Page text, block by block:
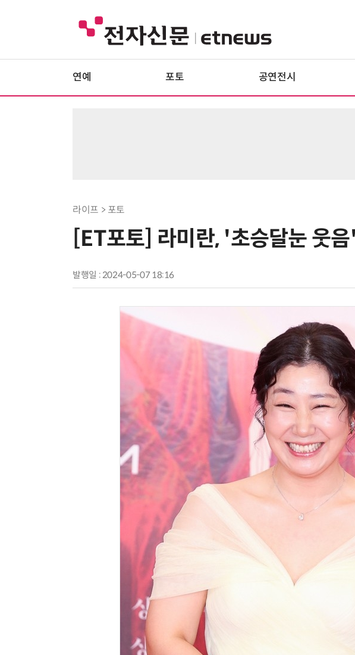
연예 포토 공연전시
라이프 > 포토
[ET포토] 라미란, '초승달눈 웃음'
발행일 : 2024-05-07 18:16
AI Native Enterprise를 지원하는 AI Ready Data 플랫폼 활용 전략